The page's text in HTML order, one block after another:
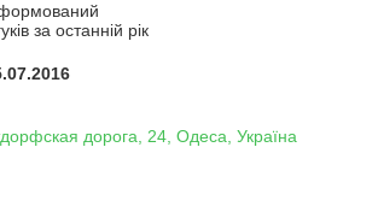
за останній рік
дорога, 24, Одеса, Україна